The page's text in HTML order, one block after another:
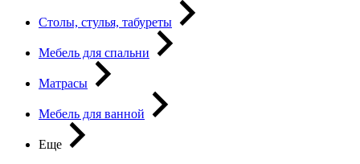
Столы, стулья, табуреты
Мебель для спальни
Матрасы
Мебель для ванной
Еще